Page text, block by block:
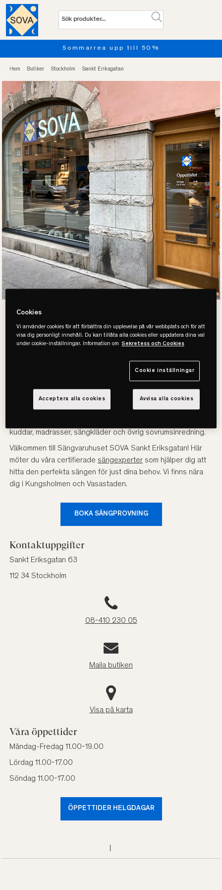
Sommarrea upp till 50%
Hem Butiker Stockholm Sankt Eriksgatan
Köp säng hos
SOVA STOCKHOLM
SANKT ERIKSGATAN
Med vår kunskap och kompetens hittar vi lätt just den säng
kuddar, madrasser, sängkläder och övrig sovrumsinredning.
Välkommen till Sängvaruhuset SOVA Sankt Eriksgatan! Här
möter du våra certifierade sängexperter som hjälper dig att
hitta den perfekta sängen för just dina behov. Vi finns nära
dig i Kungsholmen och Vasastaden.
BOKA SÄNGPROVNING
Kontaktuppgifter
Sankt Eriksgatan 63
112 34 Stockholm
08-410 230 05
Maila butiken
Visa på karta
Våra öppettider
Måndag-Fredag 11.00-19.00
Lördag 11.00-17.00
Söndag 11.00-17.00
ÖPPETTIDER HELGDAGAR
Cookies
Vi använder cookies för att förbättra din upplevelse på vår webbplats och för att
visa dig personligt innehåll. Du kan tillåta alla cookies eller uppdatera dina val
under cookie-inställningar. Information om Sekretess och Cookies
Cookie inställningar
Avvisa alla cookies
Acceptera alla cookies